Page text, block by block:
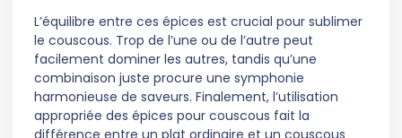
L’équilibre entre ces épices est crucial pour sublimer
le couscous. Trop de l’une ou de l’autre peut
facilement dominer les autres, tandis qu’une
combinaison juste procure une symphonie
harmonieuse de saveurs. Finalement, l’utilisation
appropriée des épices pour couscous fait la